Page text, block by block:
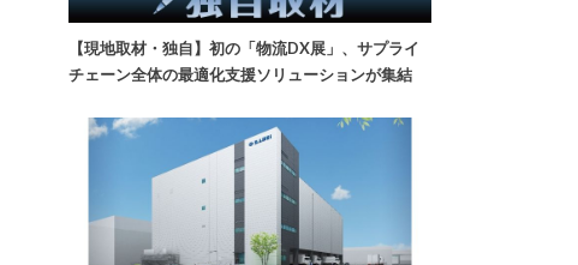
【現地取材・独自】初の「物流DX展」、サプライ
チェーン全体の最適化支援ソリューションが集結